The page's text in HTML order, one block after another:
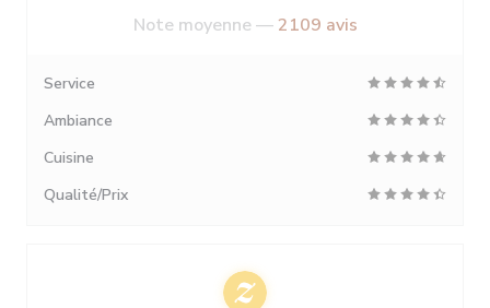
Note moyenne —2109 avis
Service
Ambiance
Cuisine
Qualité/Prix